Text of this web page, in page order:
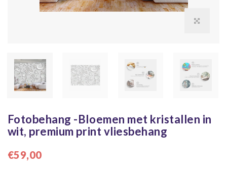
Fotobehang -Bloemen met kristallen in
wit, premium print vliesbehang
€59,00